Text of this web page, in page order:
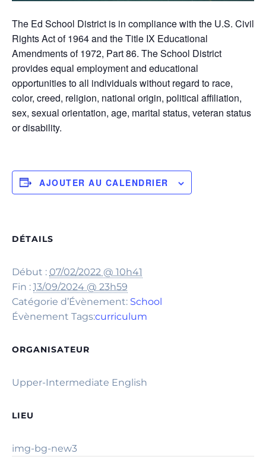
The Ed School District is in compliance with the U.S. Civil
Rights Act of 1964 and the Title IX Educational
Amendments of 1972, Part 86. The School District
provides equal employment and educational
opportunities to all individuals without regard to race,
color, creed, religion, national origin, political affiliation,
sex, sexual orientation, age, marital status, veteran status
or disability.
AJOUTER AU CALENDRIER
DÉTAILS
Début : 07/02/2022 @ 10h41
Fin : 13/09/2024 @ 23h59
Catégorie d’Évènement: School
Évènement Tags:curriculum
ORGANISATEUR
Upper-Intermediate English
LIEU
img-bg-new3